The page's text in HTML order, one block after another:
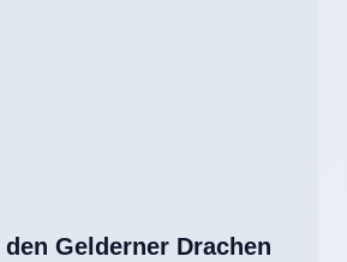
Gelderner Drachen